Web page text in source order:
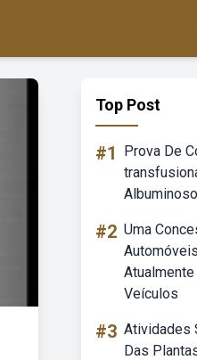
Top Post
#1
Prova De
#2 Uma
Veículos
#3 Atividades
Das